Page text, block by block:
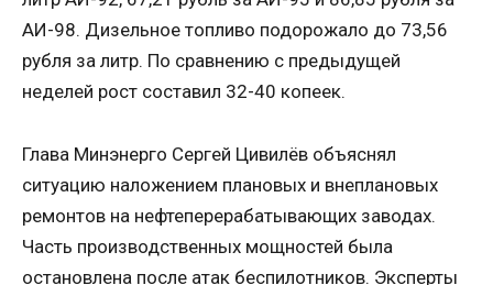
АИ-98. Дизельное топливо подорожало до 73,56
рубля за литр. По сравнению с предыдущей
неделей рост составил 32-40 копеек.
Глава Минэнерго Сергей Цивилёв объяснял
ситуацию наложением плановых и внеплановых
ремонтов на нефтеперерабатывающих заводах.
Часть производственных мощностей была
остановлена после атак беспилотников. Эксперты